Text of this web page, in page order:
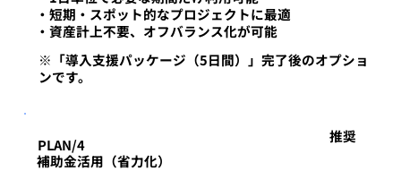
・短期・スポット的なプロジェクトに最適
・資産計上不要、オフバランス化が可能
※「導入支援パッケージ（5日間）」完了後のオプショ
ンです。
PLAN/4
補助金活用（省力化）
​推奨